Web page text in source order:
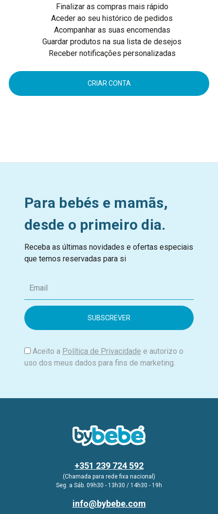
Finalizar as compras mais rápido
Aceder ao seu histórico de pedidos
Acompanhar as suas encomendas
Guardar produtos na sua lista de desejos
Receber notificações personalizadas
CRIAR CONTA
Para bebés e mamãs,
desde o primeiro dia.
Receba as últimas novidades e ofertas especiais
que temos reservadas para si
m
i
Aceito a Política de Privacidade e autorizo o
uso dos meus dados para fins de marketing.
+351 239 724 592
(Chamada para rede fixa nacional)
Seg. a Sáb. 09h30 - 13h30 / 14h30 - 19h
info@bybebe.com